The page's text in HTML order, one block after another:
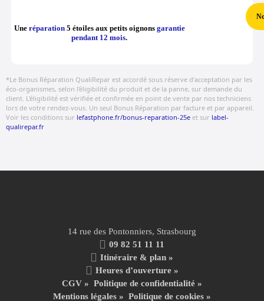
Une réparation5 étoiles aux petits oignons garantie
pendant 12 mois.
*Le Bonus Réparation QualiRepar est accordé sous réserve d'acceptation par les
éco-organismes, selon l'éligibilité du produit et de la panne, sur demande du
client. L'éligibilité est vérifiée et confirmée en point de vente par nos techniciens
lors de votre rendez-vous. Un seul Bonus Réparation par facture et par appareil.
Voir les conditions sur lefastphone.fr/bonus-reparation-25e et sur label-
qualirepar.fr
14 rue des Pontonniers, Strasbourg
09 82 51 11 11
Itinéraire & plan »
Heures d’ouverture »
CGV » Politique de confidentialité»
Mentions légales » Politique de cookies »